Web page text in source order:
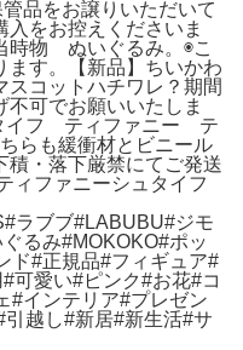
品をお譲りいただいて
をお控えくださいま
物 ぬいぐるみ。◉こ
ます。【新品】ちいかわ
スコットハチワレ？期間
不可でお願いいたしま
イフ ティファニー テ
らも緩衝材とビニール
積・落下厳禁にてご発送
ィファニーシュタイフ
ラブブ#LABUBU#ジモ
るみ#MOKOKO#ポッ
ド#正規品#フィギュア#
可愛い#ピンク#お花#コ
#インテリア#プレゼン
引越し#新居#新生活#サ